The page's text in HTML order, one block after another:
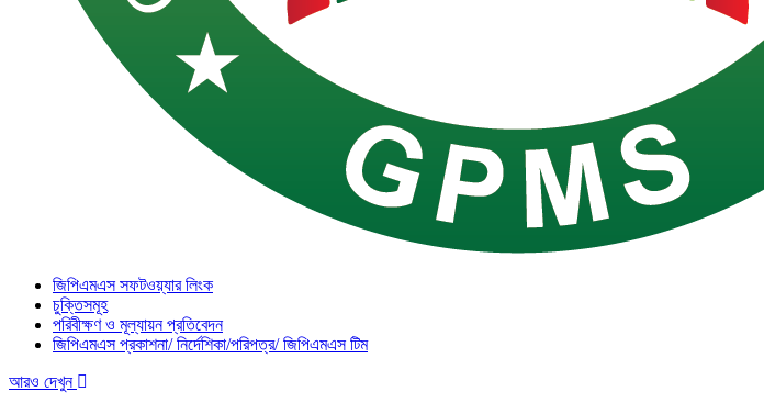
জিপিএমএস সফটওয়্যার লিংক
চুক্তিসমূহ
পরিবীক্ষণ ও মূল্যায়ন প্রতিবেদন
জিপিএমএস প্রকাশনা/ নির্দেশিকা/পরিপত্র/ জিপিএমএস টিম
আরও দেখুন